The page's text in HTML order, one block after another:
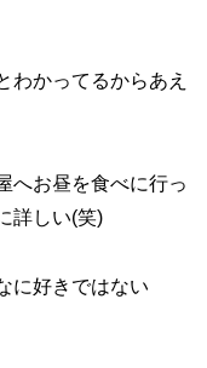
わかってるからあえ
へお昼を食べに行っ
詳しい(笑)
に好きではない